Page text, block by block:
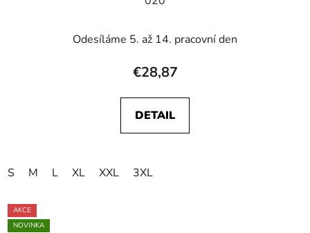
Odesíláme 5. až 14. pracovní den
€28,87
DETAIL
S M L XL XXL 3XL
AKCE
NOVINKA